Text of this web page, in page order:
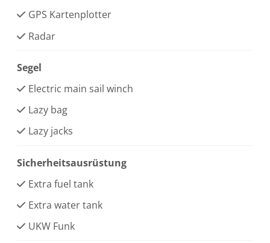
GPS Kartenplotter
Radar
Segel
Electric main sail winch
Lazy bag
Lazy jacks
Sicherheitsausrüstung
Extra fuel tank
Extra water tank
UKW Funk